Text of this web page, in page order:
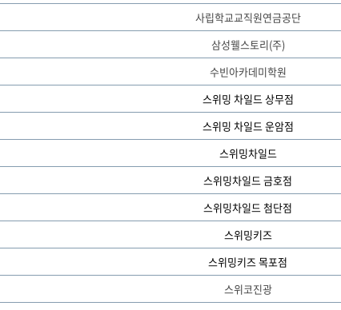
사립학교교직원연금공단
삼성웰스토리(주)
수빈아카데미학원
스위밍 차일드 상무점
스위밍 차일드 운암점
스위밍차일드
스위밍차일드 금호점
스위밍차일드 첨단점
스위밍키즈
스위밍키즈 목포점
스위코진광